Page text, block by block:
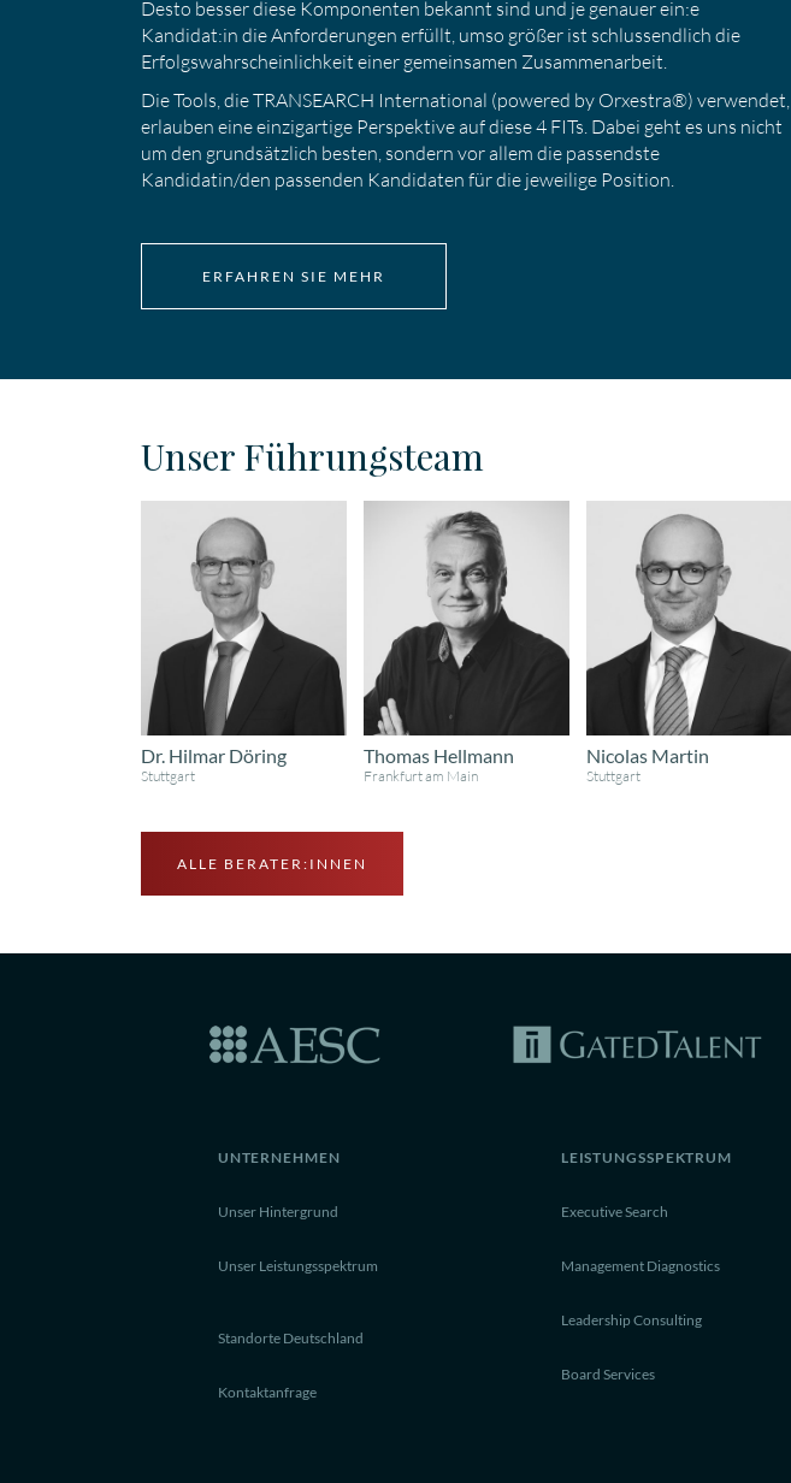
Desto besser diese Komponenten bekannt sind und je genauer ein:e
Kandidat:in die Anforderungen erfüllt, umso größer ist schlussendlich die
Erfolgswahrscheinlichkeit einer gemeinsamen Zusammenarbeit.
Die Tools, die TRANSEARCH International (powered by Orxestra®) verwendet,
erlauben eine einzigartige Perspektive auf diese 4 FITs. Dabei geht es uns nicht
um den grundsätzlich besten, sondern vor allem die passendste
Kandidatin/den passenden Kandidaten für die jeweilige Position.
ERFAHREN SIE MEHR
Unser Führungsteam
Dr. Hilmar Döring
Stuttgart
Thomas Hellmann
Frankfurt am Main
Nicolas Martin
Stuttgart
ALLE BERATER:INNEN
UNTERNEHMEN
Unser Hintergrund
Unser Leistungsspektrum
Standorte Deutschland
Kontaktanfrage
LEISTUNGSSPEKTRUM
Executive Search
Management Diagnostics
Leadership Consulting
Board Services